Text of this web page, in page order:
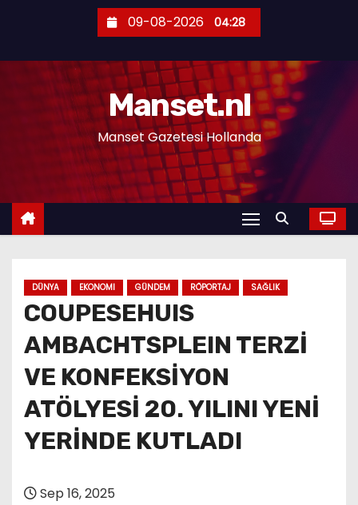
e
09-08-2026 04:28
Manset.nl
Manset Gazetesi Hollanda
DÜNYA EKONOMI GÜNDEM RÖPORTAJ SAĞLIK
COUPESEHUIS
AMBACHTSPLEIN TERZİ
VE KONFEKSİYON
ATÖLYESİ 20. YILINI YENİ
YERİNDE KUTLADI
Sep 16, 2025